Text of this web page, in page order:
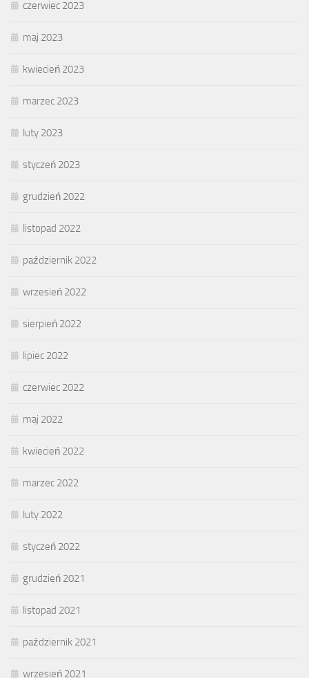
czerwiec 2023
maj 2023
kwiecień 2023
marzec 2023
luty 2023
styczeń 2023
grudzień 2022
listopad 2022
październik 2022
wrzesień 2022
sierpień 2022
lipiec 2022
czerwiec 2022
maj 2022
kwiecień 2022
marzec 2022
luty 2022
styczeń 2022
grudzień 2021
listopad 2021
październik 2021
wrzesień 2021